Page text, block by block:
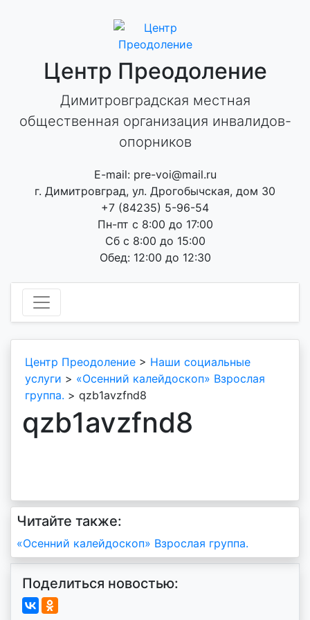
Центр Преодоление
Димитровградская местная
общественная организация инвалидов-
опорников
E-mail: pre-voi@mail.ru
г. Димитровград, ул. Дрогобычская, дом 30
+7 (84235) 5-96-54
Пн-пт с 8:00 до 17:00
Сб с 8:00 до 15:00
Обед: 12:00 до 12:30
Центр Преодоление > Наши социальные
услуги > «Осенний калейдоскоп» Взрослая
группа. > qzb1avzfnd8
qzb1avzfnd8
Читайте также:
Навигация
по
записям
«Осенний калейдоскоп» Взрослая группа.
Поделиться новостью: